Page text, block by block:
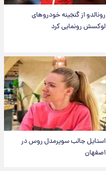
رونالدو از گنجینه خودروهای
لوکسش رونمایی کرد
استایل جالب سوپرمدل روس در
اصفهان